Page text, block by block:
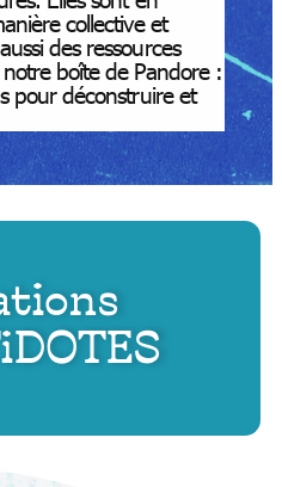
collective et
des ressources
boîte de Pandore :
pour déconstruire et